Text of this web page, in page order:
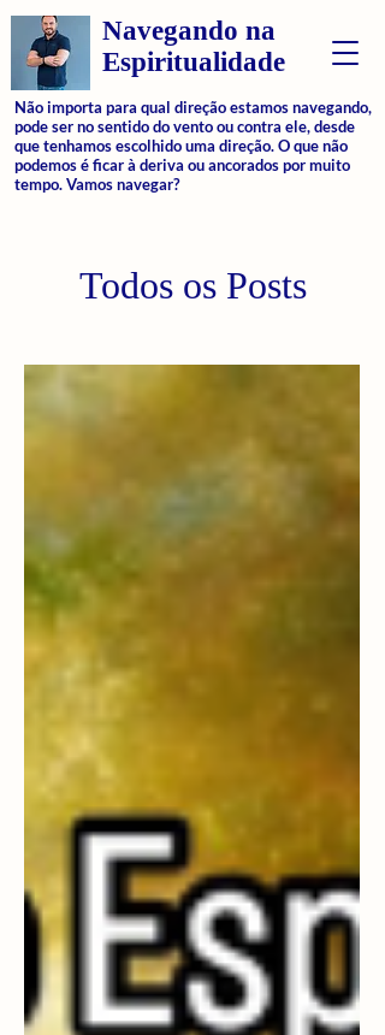
Navegando na
Espiritualidade
Não importa para qual direção estamos navegando,
pode ser no sentido do vento ou contra ele, desde
que tenhamos escolhido uma direção. O que não
podemos é ficar à deriva ou ancorados por muito
tempo. Vamos navegar?
Todos os Posts